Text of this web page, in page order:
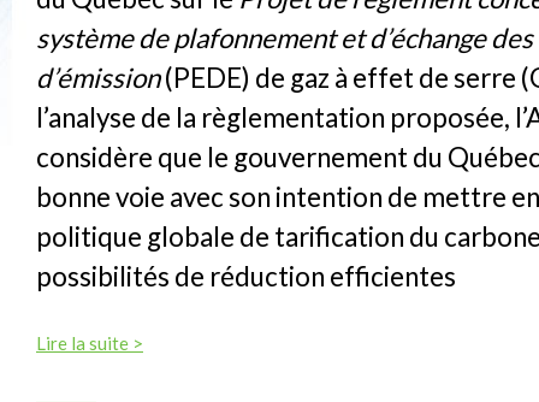
système de plafonnement et d’échange
d’émission(PEDE) de gaz à effet de serre
l’analyse de la règlementation proposée,
considère que le gouvernement du
bonne voie avec son intention de mettre
politique globale de tarification du
possibilités de réduction efficientes
Lire la suite >